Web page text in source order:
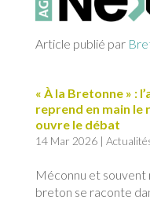
Article publié par
« À la Bretonne » :
reprend en main
ouvre le débat
14 Mar 2026|
Méconnu et souvent
breton se raconte